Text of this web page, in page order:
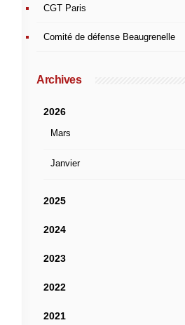
CGT Paris
Comité de défense Beaugrenelle
Archives
2026
Mars
Janvier
2025
2024
2023
2022
2021